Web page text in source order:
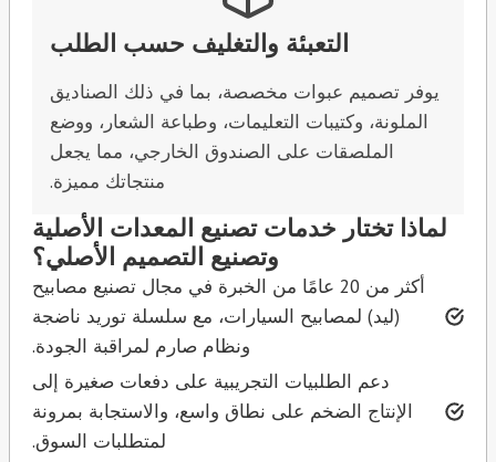
التعبئة والتغليف حسب الطلب
يوفر تصميم عبوات مخصصة، بما في ذلك الصناديق
الملونة، وكتيبات التعليمات، وطباعة الشعار، ووضع
الملصقات على الصندوق الخارجي، مما يجعل
منتجاتك مميزة.
لماذا تختار خدمات تصنيع المعدات الأصلية
وتصنيع التصميم الأصلي؟
أكثر من 20 عامًا من الخبرة في مجال تصنيع مصابيح
(ليد) لمصابيح السيارات، مع سلسلة توريد ناضجة
ونظام صارم لمراقبة الجودة.
دعم الطلبيات التجريبية على دفعات صغيرة إلى
الإنتاج الضخم على نطاق واسع، والاستجابة بمرونة
لمتطلبات السوق.